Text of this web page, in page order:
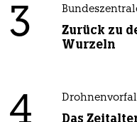
3
Zurück zu
Wurzeln
4
Das